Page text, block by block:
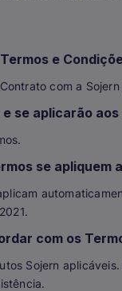
e
com a
se aplicarão
se apliquem
com os
Sojern